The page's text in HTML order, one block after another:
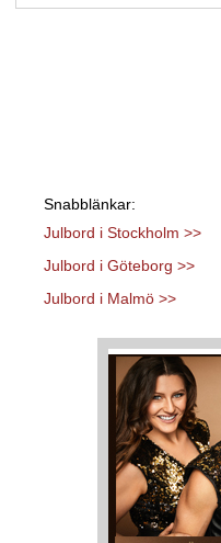
Snabblänkar:
Julbord i Stockholm >>
Julbord i Göteborg >>
Julbord i Malmö >>